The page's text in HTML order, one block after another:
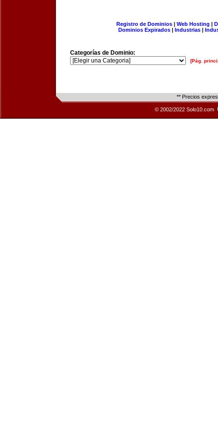
Registro de Dominios| Web Hosting |
Dominios Expirados | Industrias |
Categorías de Dominio:
[Pág.
** Precios
© 2002/2022 Solo10.com